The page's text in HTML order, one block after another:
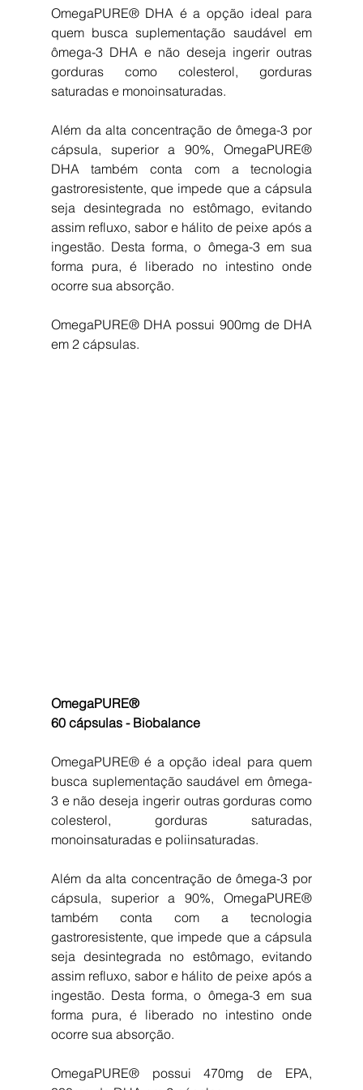
OmegaPURE® DHA é a opção ideal para
quem busca suplementação saudável em
ômega-3 DHA e não deseja ingerir outras
gorduras como colesterol, gorduras
saturadas e monoinsaturadas.
Além da alta concentração de ômega-3 por
cápsula, superior a 90%, OmegaPURE®
DHA também conta com a tecnologia
gastroresistente, que impede que a cápsula
seja desintegrada no estômago, evitando
assim refluxo, sabor e hálito de peixe após a
ingestão. Desta forma, o ômega-3 em sua
forma pura, é liberado no intestino onde
ocorre sua absorção.
OmegaPURE® DHA possui 900mg de DHA
em 2 cápsulas.
OmegaPURE®
60 cápsulas - Biobalance
OmegaPURE® é a opção ideal para quem
busca suplementação saudável em ômega-
3 e não deseja ingerir outras gorduras como
colesterol, gorduras saturadas,
monoinsaturadas e poliinsaturadas.
Além da alta concentração de ômega-3 por
cápsula, superior a 90%, OmegaPURE®
também conta com a tecnologia
gastroresistente, que impede que a cápsula
seja desintegrada no estômago, evitando
assim refluxo, sabor e hálito de peixe após a
ingestão. Desta forma, o ômega-3 em sua
forma pura, é liberado no intestino onde
ocorre sua absorção.
OmegaPURE® possui 470mg de EPA,